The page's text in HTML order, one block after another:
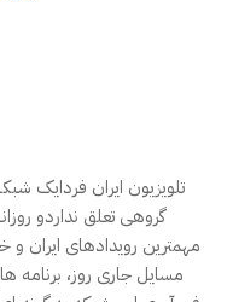
تلویزیون ایران
گروهی تعلق نداردو
مسایل جاری روز، برنامه